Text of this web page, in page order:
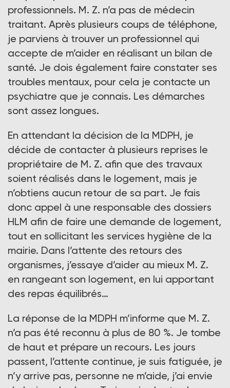
professionnels. M. Z. n’a pas de médecin
traitant. Après plusieurs coups de téléphone,
je parviens à trouver un professionnel qui
accepte de m’aider en réalisant un bilan de
santé. Je dois également faire constater ses
troubles mentaux, pour cela je contacte un
psychiatre que je connais. Les démarches
sont assez longues.
En attendant la décision de la MDPH, je
décide de contacter à plusieurs reprises le
propriétaire de M. Z. afin que des travaux
soient réalisés dans le logement, mais je
n’obtiens aucun retour de sa part. Je fais
donc appel à une responsable des dossiers
HLM afin de faire une demande de logement,
tout en sollicitant les services hygiène de la
mairie. Dans l’attente des retours des
organismes, j’essaye d’aider au mieux M. Z.
en rangeant son logement, en lui apportant
des repas équilibrés…
La réponse de la MDPH m’informe que M. Z.
n’a pas été reconnu à plus de 80 %. Je tombe
de haut et prépare un recours. Les jours
passent, l’attente continue, je suis fatiguée, je
n’y arrive pas, personne ne m’aide, j’ai envie